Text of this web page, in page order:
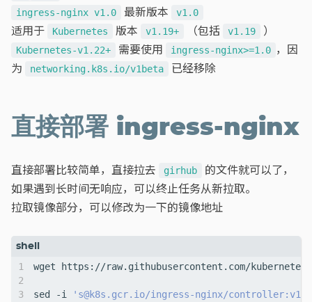
ingress-nginx v1.0 最新版本 v1.0
适用于 Kubernetes 版本 v1.19+ （包括 v1.19 ）
Kubernetes-v1.22+ 需要使用 ingress-nginx>=1.0 ，因
为
networking.k8s.io/v1beta 已经移除
直接部署 ingress-nginx
直接部署比较简单，直接拉去 girhub
的文件就可以了，
如果遇到长时间无响应，可以终止任务从新拉取。
拉取镜像部分，可以修改为一下的镜像地址
1
sed -i
's@k8s.gcr.io/ingress-nginx/